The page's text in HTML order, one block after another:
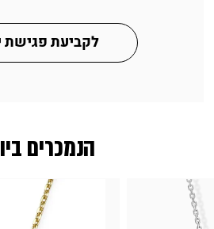
הנמכרים
לקביעת פגישת